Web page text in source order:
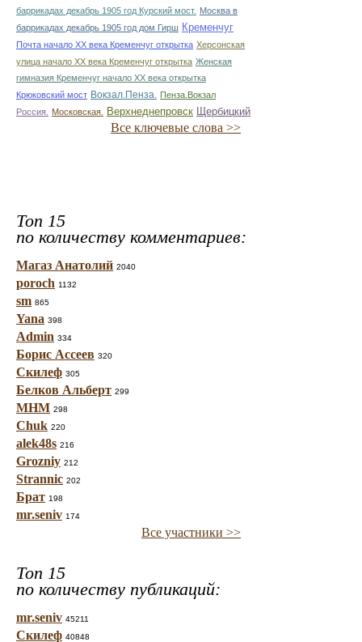
баррикадах декабрь 1905 год Курский мост. Москва в
баррикадах декабрь 1905 год дом Гирш Кременчуг
Почта начало ХХ века Кременчуг открытка Херсонская
улица начало ХХ века Кременчуг открытка Женская
гимназия Кременчуг начало ХХ века открытка
Крюковский мост Вокзал.Пенза. Пенза.Вокзал
Россия.
Московская. Верхнеднепровск Щербицкий
Все ключевые слова >>
Топ 15
по количеству комментариев:
Магаз Анатолий 2040
poroch 1132
sm 865
Yana 398
Admin 334
Борис Ассеев 320
Скилеф 305
Белков Альберт 299
МНМ 298
Chuk 220
alek48s 216
Grozniy 212
Strannic 202
Брат 198
mr.seniv 174
Все участники >>
Топ 15
по количеству публикаций:
mr.seniv 45211
Скилеф 40848